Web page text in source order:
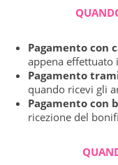
Pagamento con
appena effettuato
Pagamento
quando ricevi gli
Pagamento con
ricezione del